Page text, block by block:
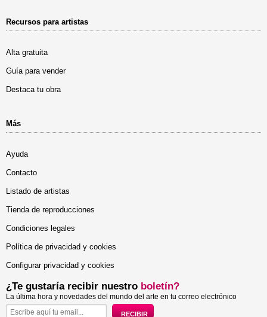
Recursos para artistas
Alta gratuita
Guía para vender
Destaca tu obra
Más
Ayuda
Contacto
Listado de artistas
Tienda de reproducciones
Condiciones legales
Política de privacidad y cookies
Configurar privacidad y cookies
¿Te gustaría recibir nuestro boletín?
La última hora y novedades del mundo del arte en tu correo electrónico